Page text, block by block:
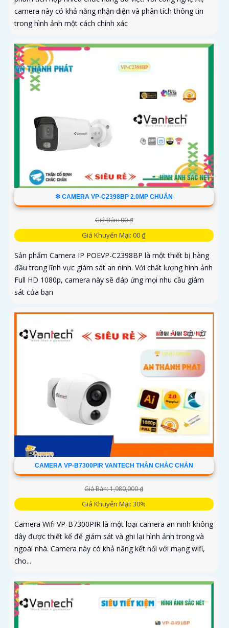
camera này có khả năng nhận diện và phân tích thông tin
trong hình ảnh một cách chính xác
❇ CAMERA VP-C2398BP 2.0MP CHUẨN
Giá Bán: 00 ₫
Giá Khuyến Mại: 00 ₫
Sản phẩm Camera IP POEVP-C2398BP là một thiết bị hàng
đầu trong lĩnh vực giám sát an ninh. Với chất lượng hình ảnh
Full HD 1080p, camera này sẽ đáp ứng mọi nhu cầu giám
sát của bạn
CAMERA VP-B7300PIR VANTECH THÂN CHẮC CHẮN
Giá Bán: 1,980,000 ₫
Giá Khuyến Mại: 30%
Camera Wifi VP-B7300PIR là một loại camera an ninh không
dây được thiết kế để giám sát và ghi lại hình ảnh trong và
ngoài nhà. Camera này có khả năng kết nối với mạng wifi,
cho...